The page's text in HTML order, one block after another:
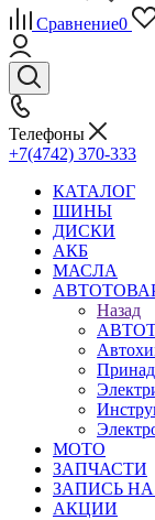
Сравнение0
Телефоны
+7(4742) 370-333
КАТАЛОГ
ШИНЫ
ДИСКИ
АКБ
МАСЛА
Назад
МОТО
ЗАПЧАСТИ
ЗАПИСЬ
АКЦИИ